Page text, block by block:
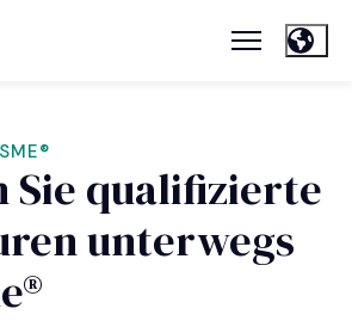
Sie qualifizierte
unterwegs